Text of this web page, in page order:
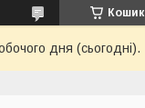
Кошик
дня (сьогодні).